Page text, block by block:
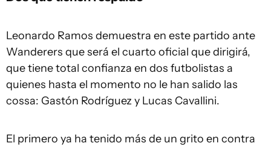
Leonardo Ramos demuestra en este partido ante
Wanderers que será el cuarto oficial que dirigirá,
que tiene total confianza en dos futbolistas a
quienes hasta el momento no le han salido las
cossa: Gastón Rodríguez y Lucas Cavallini.
El primero ya ha tenido más de un grito en contra